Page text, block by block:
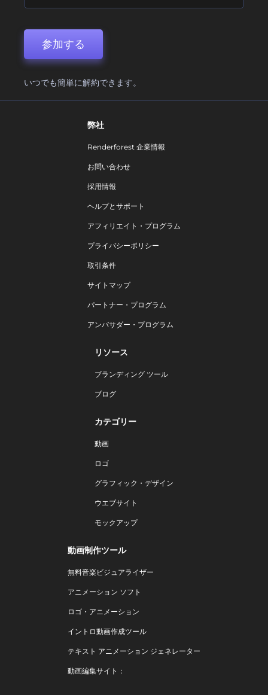
参加する
いつでも簡単に解約できます。
弊社
Renderforest 企業情報
お問い合わせ
採用情報
ヘルプとサポート
アフィリエイト・プログラム
プライバシーポリシー
取引条件
サイトマップ
パートナー・プログラム
アンバサダー・プログラム
リソース
ブランディング ツール
ブログ
カテゴリー
動画
ロゴ
グラフィック・デザイン
ウエブサイト
モックアップ
動画制作ツール
無料音楽ビジュアライザー
アニメーション ソフト
ロゴ・アニメーション
イントロ動画作成ツール
テキスト アニメーション ジェネレーター
動画編集サイト：